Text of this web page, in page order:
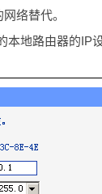
络替代。
地路由器的IP